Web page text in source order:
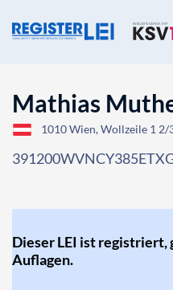
Mathias
1010 Wien, Wollzeile 1
Dieser LEI ist
Auflagen.